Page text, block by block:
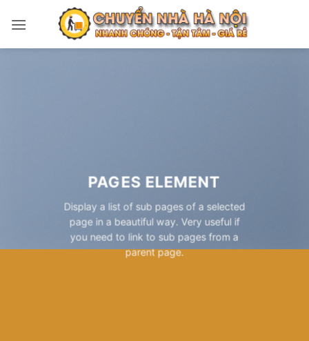
qua
PAGES ELEMENT
Display a list of sub pages of a selected
page in a beautiful way. Very useful if
you need to link to sub pages from a
parent page.